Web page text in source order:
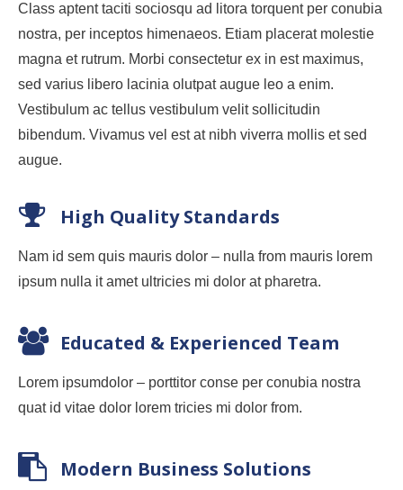
Class aptent taciti sociosqu ad litora torquent per conubia
nostra, per inceptos himenaeos. Etiam placerat molestie
magna et rutrum. Morbi consectetur ex in est maximus,
sed varius libero lacinia olutpat augue leo a enim.
Vestibulum ac tellus vestibulum velit sollicitudin
bibendum. Vivamus vel est at nibh viverra mollis et sed
augue.
High Quality Standards
Nam id sem quis mauris dolor – nulla from mauris lorem
ipsum nulla it amet ultricies mi dolor at pharetra.
Educated & Experienced Team
Lorem ipsumdolor – porttitor conse per conubia nostra
quat id vitae dolor lorem tricies mi dolor from.
Modern Business Solutions